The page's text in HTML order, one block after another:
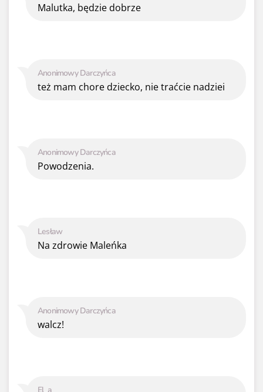
El_a
Anonimowy Darczyńca
walcz!
Lesław
Na zdrowie Maleńka
Anonimowy Darczyńca
Powodzenia.
Anonimowy Darczyńca
też mam chore dziecko, nie traćcie nadziei
Malutka, będzie dobrze